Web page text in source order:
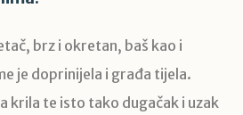
brz i okretan, baš kao i
je doprinijela i građa tijela.
krila te isto tako dugačak i uzak